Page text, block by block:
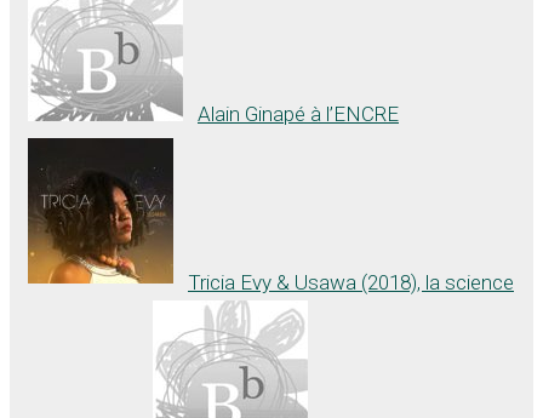
Alain Ginapé à l’ENCRE
Tricia Evy & Usawa (2018), la science